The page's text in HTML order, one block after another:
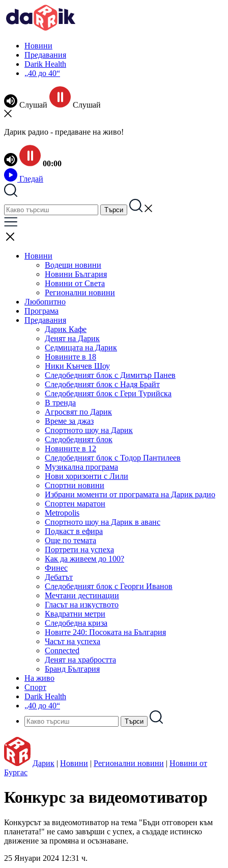
Новини
Предавания
Darik Health
„40 до 40“
Слушай Слушай
Дарик радио - предаване на живо!
00:00
Гледай
Новини
Водещи новини
Новини България
Новини от Света
Регионални новини
Любопитно
Програма
Предавания
Дарик Кафе
Денят на Дарик
Седмицата на Дарик
Новините в 18
Ники Кънчев Шоу
Следобедният блок с Димитър Панев
Следобедният блок с Надя Брайт
Следобедният блок с Гери Турийска
В тренда
Агросвят по Дарик
Време за джаз
Спортното шоу на Дарик
Следобедният блок
Новините в 12
Следобедният блок с Тодор Пантилеев
Музикална програма
Нови хоризонти с Лили
Спортни новини
Избрани моменти от програмата на Дарик радио
Спортен маратон
Metropolis
Спортното шоу на Дарик в аванс
Подкаст в ефира
Още по темата
Портрети на успеха
Как да живеем до 100?
Финес
Дебатът
Следобедният блок с Георги Иванов
Мечтани дестинации
Гласът на изкуството
Квадратни метри
Следобедна криза
Новите 240: Посоката на България
Часът на успеха
Connected
Денят на храбростта
Бранд България
На живо
Спорт
Darik Health
„40 до 40“
Дарик | Новини | Регионални новини | Новини от
Бургас
Конкурс за видеомотиватор
Конкурсът за видеомотиватор на тема "Бъди отговорен към
планетата!" не само завърши с успех, а създаде истинско
движение за промяна и осъзнаване.
25 Януари 2024 12:31 ч.